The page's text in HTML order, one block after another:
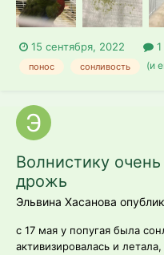
немного пел...
15 сентября, 2022
понос сонливость (и
Волнистику
дрожь
Эльвина Хасанова
с 17 мая у попугая была
активизировалась и